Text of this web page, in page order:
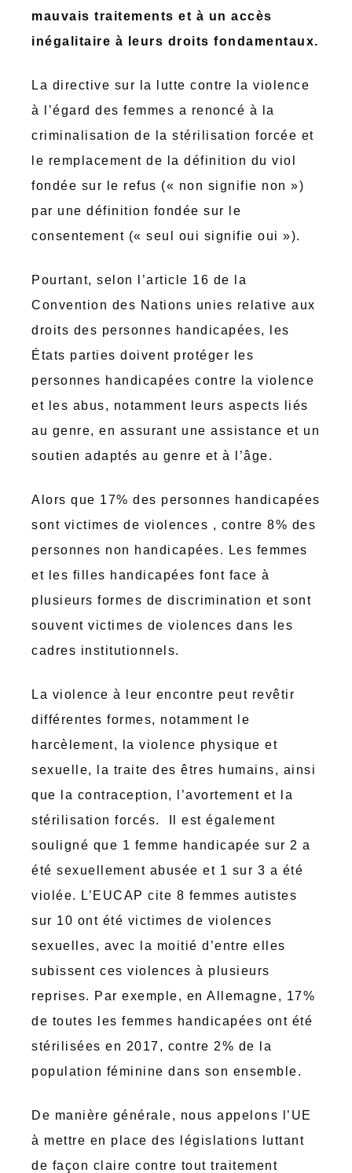
mauvais traitements et à un accès
inégalitaire à leurs droits fondamentaux.
La directive sur la lutte contre la violence
à l’égard des femmes a renoncé à la
criminalisation de la stérilisation forcée et
le remplacement de la définition du viol
fondée sur le refus (« non signifie non »)
par une définition fondée sur le
consentement (« seul oui signifie oui »).
Pourtant, selon l’article 16 de la
Convention des Nations unies relative aux
droits des personnes handicapées, les
États parties doivent protéger les
personnes handicapées contre la violence
et les abus, notamment leurs aspects liés
au genre, en assurant une assistance et un
soutien adaptés au genre et à l’âge.
Alors que 17% des personnes handicapées
sont victimes de violences , contre 8% des
personnes non handicapées. Les femmes
et les filles handicapées font face à
plusieurs formes de discrimination et sont
souvent victimes de violences dans les
cadres institutionnels.
La violence à leur encontre peut revêtir
différentes formes, notamment le
harcèlement, la violence physique et
sexuelle, la traite des êtres humains, ainsi
que la contraception, l’avortement et la
stérilisation forcés. Il est également
souligné que 1 femme handicapée sur 2 a
été sexuellement abusée et 1 sur 3 a été
violée. L’EUCAP cite 8 femmes autistes
sur 10 ont été victimes de violences
sexuelles, avec la moitié d’entre elles
subissent ces violences à plusieurs
reprises. Par exemple, en Allemagne, 17%
de toutes les femmes handicapées ont été
stérilisées en 2017, contre 2% de la
population féminine dans son ensemble.
De manière générale, nous appelons l’UE
à mettre en place des législations luttant
de façon claire contre tout traitement